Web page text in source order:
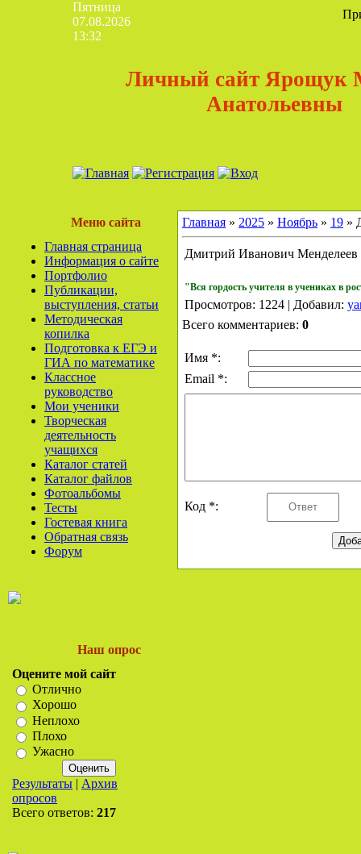
Пятница
07.08.2026
13:32
Личный сайт Ярощук
Анатольевны
Меню сайта
Главная страница
Информация о сайте
Портфолио
Публикации,
выступления, статьи
Методическая
копилка
Подготовка к ЕГЭ и
ГИА по математике
Классное
руководство
Мои ученики
Творческая
деятельность
учащихся
Каталог статей
Каталог файлов
Фотоальбомы
Тесты
Гостевая книга
Обратная связь
Форум
Наш опрос
Оцените мой сайт
Отлично
Хорошо
Неплохо
Плохо
Ужасно
Результаты | Архив
опросов
Всего ответов: 217
Главная » 2025 » Ноябрь » 19 »
Дмитрий Иванович Менделеев
"Вся гордость учителя в учениках в
Просмотров: 1224 | Добавил:
Всего комментариев: 0
Имя *:
Email *:
Код *: